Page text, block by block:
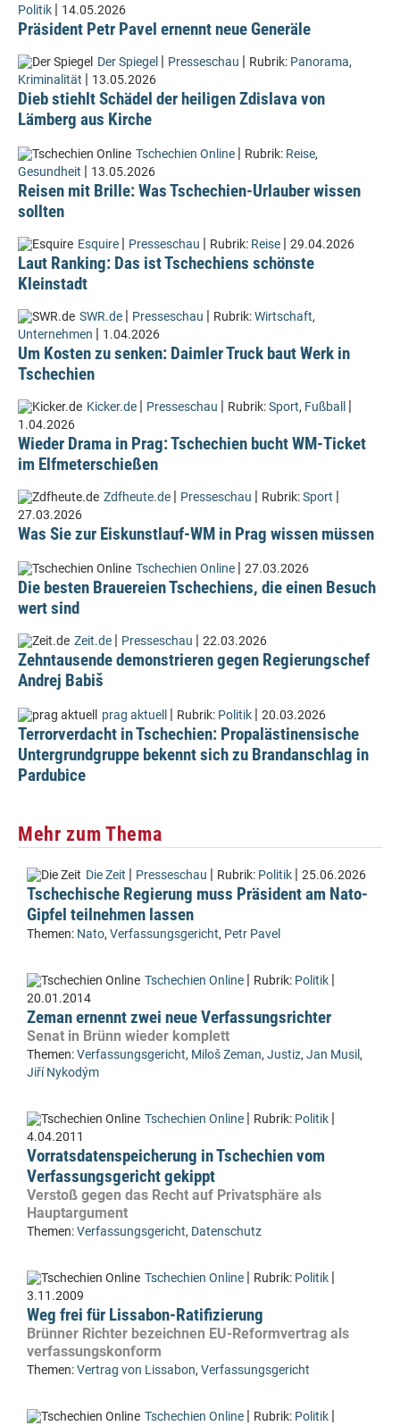
Politik | 14.05.2026
Präsident Petr Pavel ernennt neue Generäle
Der Spiegel | Presseschau | Rubrik: Panorama,
Kriminalität | 13.05.2026
Dieb stiehlt Schädel der heiligen Zdislava von
Lämberg aus Kirche
Tschechien Online | Rubrik: Reise,
Gesundheit | 13.05.2026
Reisen mit Brille: Was Tschechien-Urlauber wissen
sollten
Esquire | Presseschau | Rubrik: Reise | 29.04.2026
Laut Ranking: Das ist Tschechiens schönste
Kleinstadt
SWR.de | Presseschau | Rubrik:Wirtschaft,
Unternehmen | 1.04.2026
Um Kosten zu senken: Daimler Truck baut Werk in
Tschechien
Kicker.de | Presseschau | Rubrik:Sport, Fußball |
1.04.2026
Wieder Drama in Prag: Tschechien bucht WM-Ticket
im Elfmeterschießen
Zdfheute.de | Presseschau | Rubrik:Sport |
27.03.2026
Was Sie zur Eiskunstlauf-WM in Prag wissen müssen
Tschechien Online | 27.03.2026
Die besten Brauereien Tschechiens, die einen Besuch
wert sind
Zeit.de | Presseschau | 22.03.2026
Zehntausende demonstrieren gegen Regierungschef
Andrej Babiš
prag aktuell | Rubrik: Politik | 20.03.2026
Terrorverdacht in Tschechien: Propalästinensische
Untergrundgruppe bekennt sich zu Brandanschlag in
Pardubice
Mehr zum Thema
Die Zeit | Presseschau | Rubrik: Politik | 25.06.2026
Tschechische Regierung muss Präsident am Nato-
Gipfel teilnehmen lassen
Themen: Nato, Verfassungsgericht, Petr Pavel
Tschechien Online | Rubrik: Politik |
20.01.2014
Zeman ernennt zwei neue Verfassungsrichter
Senat in Brünn wieder komplett
Themen:Verfassungsgericht, Miloš Zeman, Justiz, Jan Musil,
Jiří Nykodým
Tschechien Online | Rubrik: Politik |
4.04.2011
Vorratsdatenspeicherung in Tschechien vom
Verfassungsgericht gekippt
Verstoß gegen das Recht auf Privatsphäre als
Hauptargument
Themen:Verfassungsgericht, Datenschutz
Tschechien Online | Rubrik: Politik |
3.11.2009
Weg frei für Lissabon-Ratifizierung
Brünner Richter bezeichnen EU-Reformvertrag als
verfassungskonform
Themen:Vertrag von Lissabon, Verfassungsgericht
Tschechien Online | Rubrik: Politik |